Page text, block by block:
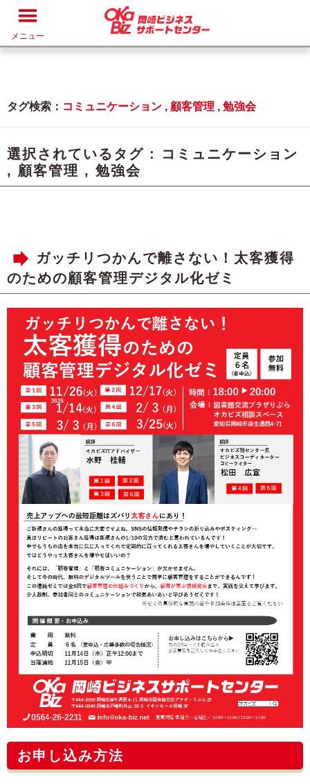
メニュー
タグ検索： コミュニケーション , 顧客管理 , 勉強会
選択されているタグ :
コミュニケーション
, 顧客管理 , 勉強会
ガッチリつかんで離さない！太客獲得
のための顧客管理デジタル化ゼミ
お申し込み方法